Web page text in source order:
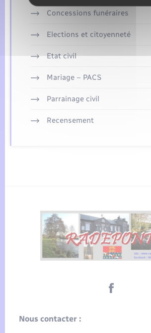
Concessions funéraires
Elections et citoyenneté
Etat civil
Mariage – PACS
Parrainage civil
Recensement
Nous contacter :